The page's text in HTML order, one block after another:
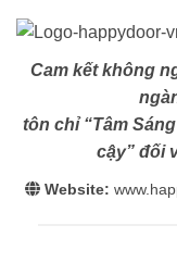
Cam kết không
tôn chỉ “Tâm
cậy” đối
Website: